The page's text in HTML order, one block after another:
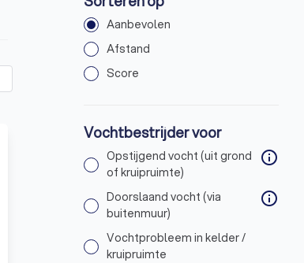
Schimmel- en huiszwamprobleem
Aanbevolen
Afstand
Score
Vochtbestrijder voor
Opstijgend vocht (uit grond
of kruipruimte)
info
Doorslaand vocht (via
buitenmuur)
info
Vochtprobleem in kelder /
kruipruimte